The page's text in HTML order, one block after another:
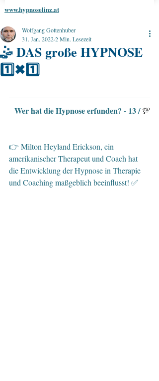
www.hypnoselinz.at
🤹 DAS große HYPNOSE
1️⃣✖1️⃣
Wolfgang Gottenhuber
31. Jan. 20222 Min. Lesezeit
Wer hat die Hypnose erfunden? - 13 / 💯
👉 Milton Heyland Erickson, ein
amerikanischer Therapeut und Coach hat
die Entwicklung der Hypnose in Therapie
und Coaching maßgeblich beeinflusst! ✅